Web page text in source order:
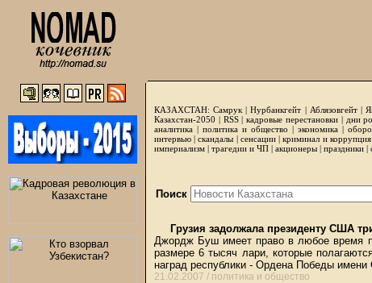
КАЗАХСТАН: Самрук |Нурбанкгейт | Аблязовгейт|
Казахстан-2050 | RSS|кадровые перестановки| дни
аналитика | политика и общество | экономика |
интервью |скандалы | сенсации|криминал и коррупция
империализм | трагедии и ЧП | акционеры | праздники |
Поиск
Грузия задолжала президенту США
Джордж Буш имеет право в любое время
размере 6 тысяч лари, которые
наград республики - Ордена Победы имени
21.02.2007 / политика и общество